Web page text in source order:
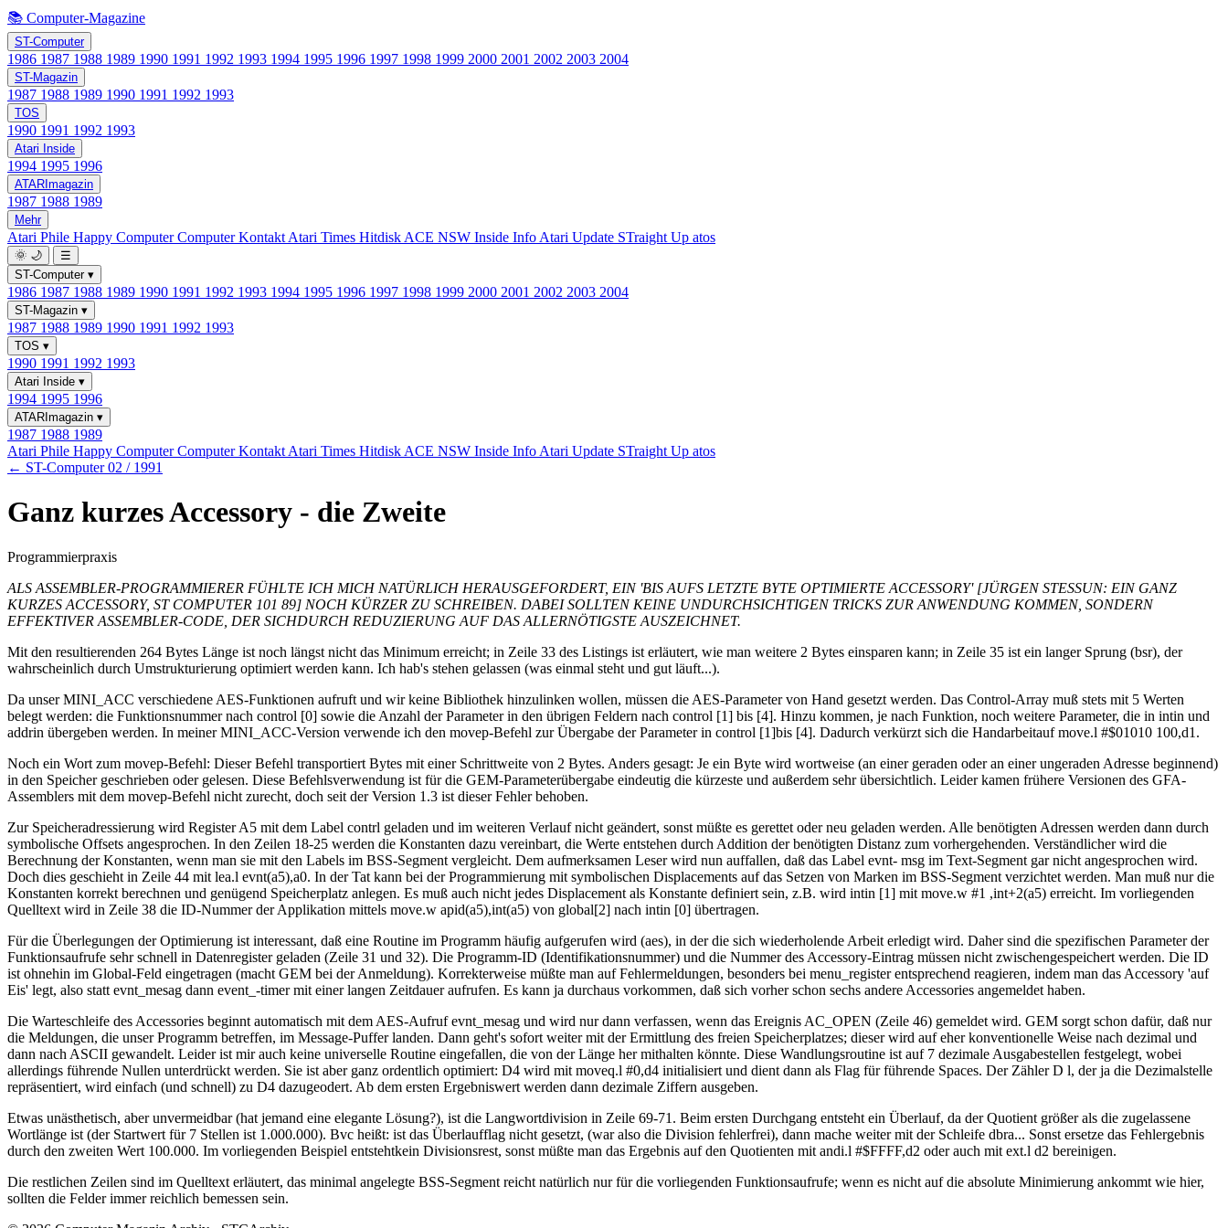
📚 Computer-Magazine
ST-Computer
1986 1987 1988 1989 1990 1991 1992 1993 1994 1995 1996 1997 1998 1999 2000 2001 2002 2003 2004
ST-Magazin
1987 1988 1989 1990 1991 1992 1993
TOS
1990 1991 1992 1993
Atari Inside
1994 1995 1996
ATARImagazin
1987 1988 1989
Mehr
Atari Phile Happy ComputerComputer Kontakt Atari Times Hitdisk ACE NSW Inside Info Atari Update STraight Up atos
🌞 🌙
☰
ST-Computer ▾
1986 1987 1988 1989 1990 1991 1992 1993 1994 1995 1996 1997 1998 1999 2000 2001 2002 2003 2004
ST-Magazin ▾
1987 1988 1989 1990 1991 1992 1993
TOS ▾
1990 1991 1992 1993
Atari Inside ▾
1994 1995 1996
ATARImagazin ▾
1987 1988 1989
Atari Phile Happy ComputerComputer Kontakt Atari Times Hitdisk ACE NSW Inside Info Atari Update STraight Up atos
← ST-Computer 02 / 1991
Ganz kurzes Accessory - die Zweite
Programmierpraxis
ALS ASSEMBLER-PROGRAMMIERER FÜHLTE ICH MICH NATÜRLICH HERAUSGEFORDERT, EIN 'BIS AUFS LETZTE BYTE OPTIMIERTE ACCESSORY' [JÜRGEN STESSUN: EIN GANZ
KURZES ACCESSORY, ST COMPUTER 101 89] NOCH KÜRZER ZU SCHREIBEN. DABEI SOLLTEN KEINE UNDURCHSICHTIGEN TRICKS ZUR ANWENDUNG KOMMEN, SONDERN
EFFEKTIVER ASSEMBLER-CODE, DER SICHDURCH REDUZIERUNG AUF DAS ALLERNÖTIGSTE AUSZEICHNET.
Mit den resultierenden 264 Bytes Länge ist noch längst nicht das Minimum erreicht; in Zeile 33 des Listings ist erläutert, wie man weitere 2 Bytes einsparen kann; in Zeile 35 ist ein langer Sprung (bsr), der
wahrscheinlich durch Umstrukturierung optimiert werden kann. Ich hab's stehen gelassen (was einmal steht und gut läuft...).
Da unser MINI_ACC verschiedene AES-Funktionen aufruft und wir keine Bibliothek hinzulinken wollen, müssen die AES-Parameter von Hand gesetzt werden. Das Control-Array muß stets mit 5 Werten
belegt werden: die Funktionsnummer nach control [0] sowie die Anzahl der Parameter in den übrigen Feldern nach control [1] bis [4]. Hinzu kommen, je nach Funktion, noch weitere Parameter, die in intin und
addrin übergeben werden. In meiner MINI_ACC-Version verwende ich den movep-Befehl zur Übergabe der Parameter in control [1]bis [4]. Dadurch verkürzt sich die Handarbeitauf move.l #$01010 100,d1.
Noch ein Wort zum movep-Befehl: Dieser Befehl transportiert Bytes mit einer Schrittweite von 2 Bytes. Anders gesagt: Je ein Byte wird wortweise (an einer geraden oder an einer ungeraden Adresse beginnend)
in den Speicher geschrieben oder gelesen. Diese Befehlsverwendung ist für die GEM-Parameterübergabe eindeutig die kürzeste und außerdem sehr übersichtlich. Leider kamen frühere Versionen des GFA-
Assemblers mit dem movep-Befehl nicht zurecht, doch seit der Version 1.3 ist dieser Fehler behoben.
Zur Speicheradressierung wird Register A5 mit dem Label contrl geladen und im weiteren Verlauf nicht geändert, sonst müßte es gerettet oder neu geladen werden. Alle benötigten Adressen werden dann durch
symbolische Offsets angesprochen. In den Zeilen 18-25 werden die Konstanten dazu vereinbart, die Werte entstehen durch Addition der benötigten Distanz zum vorhergehenden. Verständlicher wird die
Berechnung der Konstanten, wenn man sie mit den Labels im BSS-Segment vergleicht. Dem aufmerksamen Leser wird nun auffallen, daß das Label evnt- msg im Text-Segment gar nicht angesprochen wird.
Doch dies geschieht in Zeile 44 mit lea.l evnt(a5),a0. In der Tat kann bei der Programmierung mit symbolischen Displacements auf das Setzen von Marken im BSS-Segment verzichtet werden. Man muß nur die
Konstanten korrekt berechnen und genügend Speicherplatz anlegen. Es muß auch nicht jedes Displacement als Konstante definiert sein, z.B. wird intin [1] mit move.w #1 ,int+2(a5) erreicht. Im vorliegenden
Quelltext wird in Zeile 38 die ID-Nummer der Applikation mittels move.w apid(a5),int(a5) von global[2] nach intin [0] übertragen.
Für die Überlegungen der Optimierung ist interessant, daß eine Routine im Programm häufig aufgerufen wird (aes), in der die sich wiederholende Arbeit erledigt wird. Daher sind die spezifischen Parameter der
Funktionsaufrufe sehr schnell in Datenregister geladen (Zeile 31 und 32). Die Programm-ID (Identifikationsnummer) und die Nummer des Accessory-Eintrag müssen nicht zwischengespeichert werden. Die ID
ist ohnehin im Global-Feld eingetragen (macht GEM bei der Anmeldung). Korrekterweise müßte man auf Fehlermeldungen, besonders bei menu_register entsprechend reagieren, indem man das Accessory 'auf
Eis' legt, also statt evnt_mesag dann event_-timer mit einer langen Zeitdauer aufrufen. Es kann ja durchaus vorkommen, daß sich vorher schon sechs andere Accessories angemeldet haben.
Die Warteschleife des Accessories beginnt automatisch mit dem AES-Aufruf evnt_mesag und wird nur dann verfassen, wenn das Ereignis AC_OPEN (Zeile 46) gemeldet wird. GEM sorgt schon dafür, daß nur
die Meldungen, die unser Programm betreffen, im Message-Puffer landen. Dann geht's sofort weiter mit der Ermittlung des freien Speicherplatzes; dieser wird auf eher konventionelle Weise nach dezimal und
dann nach ASCII gewandelt. Leider ist mir auch keine universelle Routine eingefallen, die von der Länge her mithalten könnte. Diese Wandlungsroutine ist auf 7 dezimale Ausgabestellen festgelegt, wobei
allerdings führende Nullen unterdrückt werden. Sie ist aber ganz ordentlich optimiert: D4 wird mit moveq.l #0,d4 initialisiert und dient dann als Flag für führende Spaces. Der Zähler D l, der ja die Dezimalstelle
repräsentiert, wird einfach (und schnell) zu D4 dazugeodert. Ab dem ersten Ergebniswert werden dann dezimale Ziffern ausgeben.
Etwas unästhetisch, aber unvermeidbar (hat jemand eine elegante Lösung?), ist die Langwortdivision in Zeile 69-71. Beim ersten Durchgang entsteht ein Überlauf, da der Quotient größer als die zugelassene
Wortlänge ist (der Startwert für 7 Stellen ist 1.000.000). Bvc heißt: ist das Überlaufflag nicht gesetzt, (war also die Division fehlerfrei), dann mache weiter mit der Schleife dbra... Sonst ersetze das Fehlergebnis
durch den zweiten Wert 100.000. Im vorliegenden Beispiel entstehtkein Divisionsrest, sonst müßte man das Ergebnis auf den Quotienten mit andi.l #$FFFF,d2 oder auch mit ext.l d2 bereinigen.
Die restlichen Zeilen sind im Quelltext erläutert, das minimal angelegte BSS-Segment reicht natürlich nur für die vorliegenden Funktionsaufrufe; wenn es nicht auf die absolute Minimierung ankommt wie hier,
sollten die Felder immer reichlich bemessen sein.